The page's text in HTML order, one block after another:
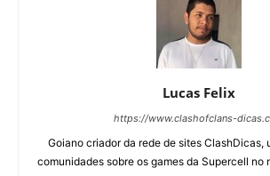
Lucas Felix
https://www.clashofclans-
Goiano criador da rede de sites ClashDicas,
comunidades sobre os games da Supercell no